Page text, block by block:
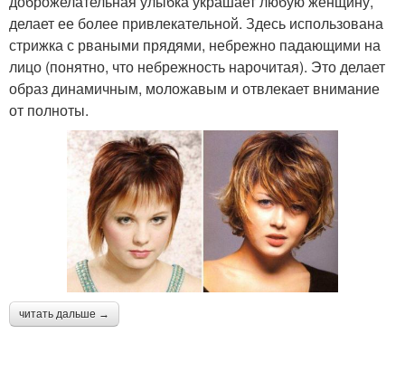
делает ее более привлекательной. Здесь использована
стрижка с рваными прядями, небрежно падающими на
лицо (понятно, что небрежность нарочитая). Это делает
образ динамичным, моложавым и отвлекает внимание
от полноты.
читать дальше →